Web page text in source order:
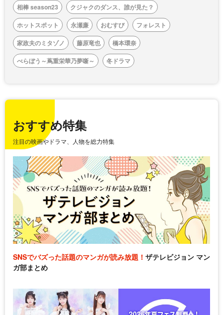
相棒 season23
クジャクのダンス、誰が見た？
ホットスポット
永瀬廉 おむすび
フォレスト
家政夫のミタゾノ
藤原竜也
橋本環奈
べらぼう～蔦重栄華乃夢噺～
冬ドラマ
おすすめ特集
注目の映画やドラマ、人物を総力特集
SNSでバズった話題のマンガが読み放題！ ザテレビジョン マン
ガ部まとめ